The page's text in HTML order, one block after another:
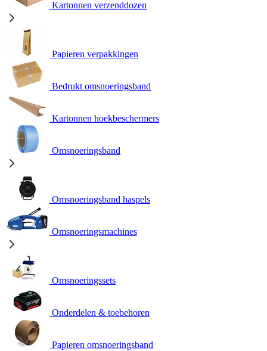
Kartonnen verzenddozen
Papieren verpakkingen
Bedrukt omsnoeringsband
Kartonnen hoekbeschermers
Omsnoeringsband
Omsnoeringsband haspels
Omsnoeringsmachines
Omsnoeringssets
Onderdelen & toebehoren
Papieren omsnoeringsband